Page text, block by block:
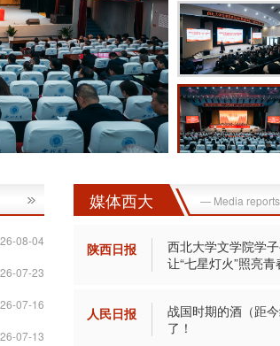
26-08-04
26-07-23
26-07-16
26-07-13
媒体西大 — Media reports
陕西日报
西北大学文学院学
让“七星灯火”照亮青
人民日报
战国时期的酒（距
了！